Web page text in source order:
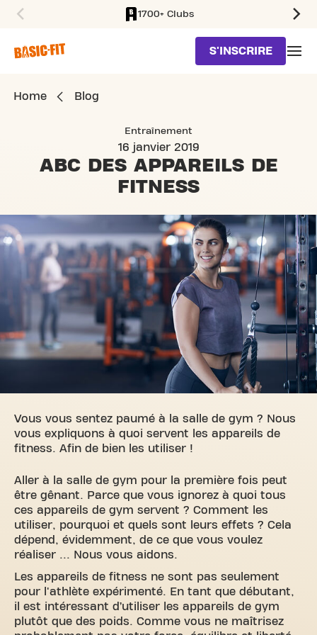
1700+ Clubs
S'INSCRIRE
Home Blog
Entraînement
16 janvier 2019
ABC DES APPAREILS DE
FITNESS
Vous vous sentez paumé à la salle de gym ? Nous
vous expliquons à quoi servent les appareils de
fitness. Afin de bien les utiliser !
Aller à la salle de gym pour la première fois peut
être gênant. Parce que vous ignorez à quoi tous
ces appareils de gym servent ? Comment les
utiliser, pourquoi et quels sont leurs effets ? Cela
dépend, évidemment, de ce que vous voulez
réaliser ... Nous vous aidons.
Les appareils de fitness ne sont pas seulement
pour l'athlète expérimenté. En tant que débutant,
il est intéressant d’utiliser les appareils de gym
plutôt que des poids. Comme vous ne maîtrisez